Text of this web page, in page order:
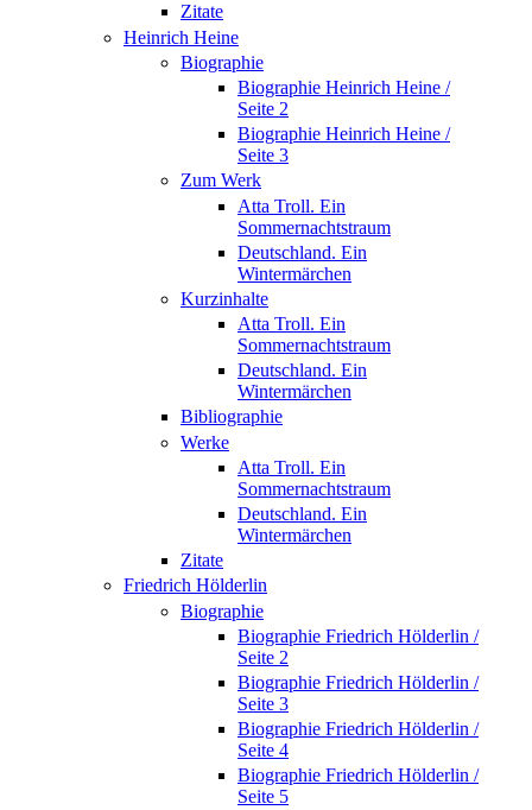
Zitate
Heinrich Heine
Biographie
Biographie Heinrich Heine /
Seite 2
Biographie Heinrich Heine /
Seite 3
Zum Werk
Atta Troll. Ein
Sommernachtstraum
Deutschland. Ein
Wintermärchen
Kurzinhalte
Atta Troll. Ein
Sommernachtstraum
Deutschland. Ein
Wintermärchen
Bibliographie
Werke
Atta Troll. Ein
Sommernachtstraum
Deutschland. Ein
Wintermärchen
Zitate
Friedrich Hölderlin
Biographie
Biographie Friedrich Hölderlin /
Seite 2
Biographie Friedrich Hölderlin /
Seite 3
Biographie Friedrich Hölderlin /
Seite 4
Biographie Friedrich Hölderlin /
Seite 5